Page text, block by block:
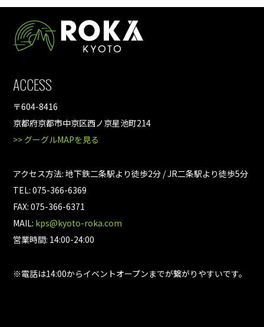
ACCESS
〒604-8416
京都府京都市中京区西ノ京星池町214
>> グーグルMAPを見る
アクセス方法: 地下鉄二条駅より徒歩2分 / JR二条駅より徒歩5分
TEL: 075-366-6369
FAX: 075-366-6371
MAIL: kps@kyoto-roka.com
営業時間: 14:00-24:00
※電話は14:00からイベントオープンまでが繋がりやすいです。